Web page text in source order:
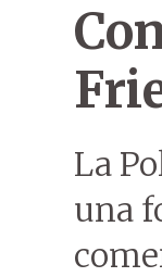
La
una